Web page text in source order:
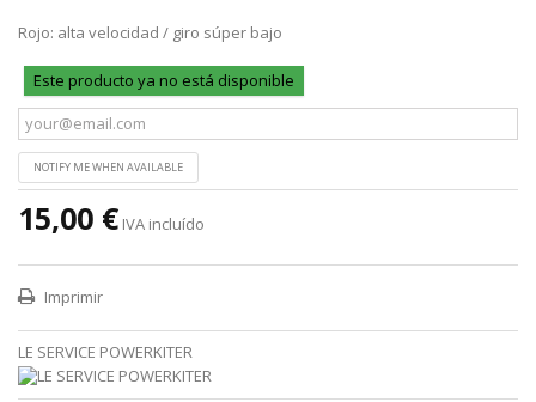
Rojo: alta velocidad / giro súper bajo
Este producto ya no está disponible
NOTIFY ME WHEN AVAILABLE
15,00 € IVA incluído
Imprimir
LE SERVICE POWERKITER